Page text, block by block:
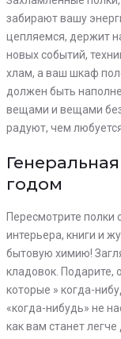
забирают вашу
цепляемся, держит
новых событий,
хлам, а ваш шкаф
должен быть
вещами и вещами без
радуют, чем
годом
Пересмотрите
интерьера, книги и
бытовую химию!
кладовок. Подарите,
которые » когда-
«когда-нибудь» не
как вам станет